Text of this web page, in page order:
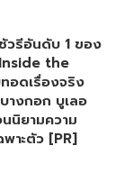
วรีอันดับ 1 ของ
the
อดเรื่องจริง
างกอก บูเลอ
นนิยามความ
าะตัว [PR]